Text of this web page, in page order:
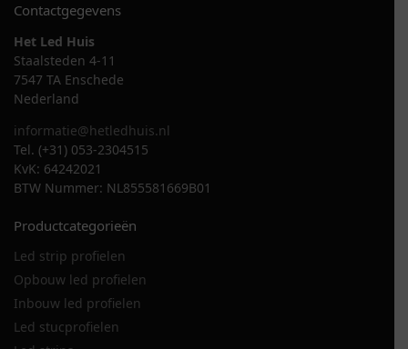
Contactgegevens
Het Led Huis
Staalsteden 4-11
7547 TA Enschede
Nederland
informatie@hetledhuis.nl
Tel. (+31) 053-2304515
KvK: 64242021
BTW Nummer: NL855581669B01
Productcategorieën
Led strip profielen
Opbouw led profielen
Inbouw led profielen
Led stucprofielen